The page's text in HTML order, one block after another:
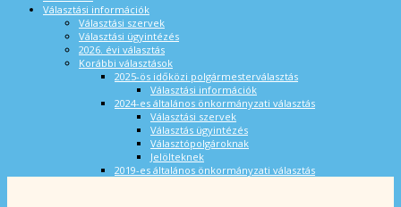
Választási információk
Választási szervek
Választási ügyintézés
2026. évi választás
Korábbi választások
2025-ös időközi polgármesterválasztás
Választási információk
2024-es általános önkormányzati választás
Választási szervek
Választás ügyintézés
Választópolgároknak
Jelölteknek
2019-es általános önkormányzati választás